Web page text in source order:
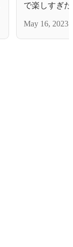
で楽しすぎ
May 16, 2023